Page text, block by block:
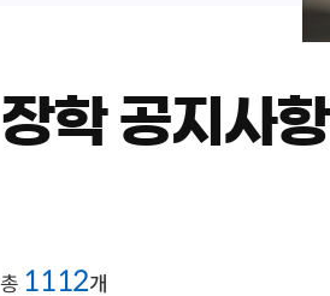
장학 공지사항
총 1112개